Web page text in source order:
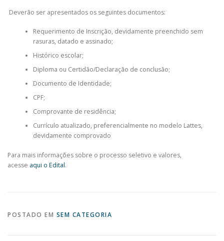
Deverão ser apresentados os seguintes documentos:
Requerimento de Inscrição, devidamente preenchido sem
rasuras, datado e assinado;
Histórico escolar;
Diploma ou Certidão/Declaração de conclusão;
Documento de Identidade;
CPF;
Comprovante de residência;
Currículo atualizado, preferencialmente no modelo Lattes,
devidamente comprovado
Para mais informações sobre o processo seletivo e valores,
acesse aqui o Edital.
POSTADO EM SEM CATEGORIA